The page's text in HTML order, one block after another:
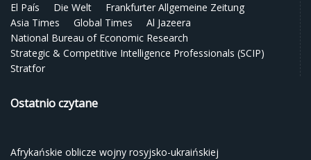
El País
Die Welt
Frankfurter Allgemeine Zeitung
Asia Times
Global Times
Al Jazeera
National Bureau of Economic Research
Strategic & Competitive Intelligence Professionals (SCIP)
Stratfor
Ostatnio czytane
Afrykańskie oblicze wojny rosyjsko-ukraińskiej